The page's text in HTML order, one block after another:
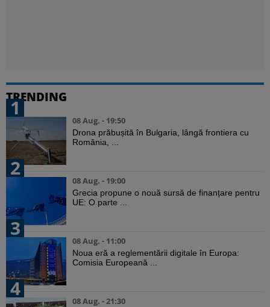
TRENDING
1
08 Aug. - 19:50
Drona prăbușită în Bulgaria, lângă frontiera cu
România, ...
2
08 Aug. - 19:00
Grecia propune o nouă sursă de finanțare pentru
UE: O parte ...
3
08 Aug. - 11:00
Noua eră a reglementării digitale în Europa:
Comisia Europeană ...
4
08 Aug. - 21:30